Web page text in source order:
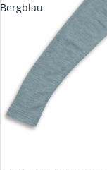
Bergblau